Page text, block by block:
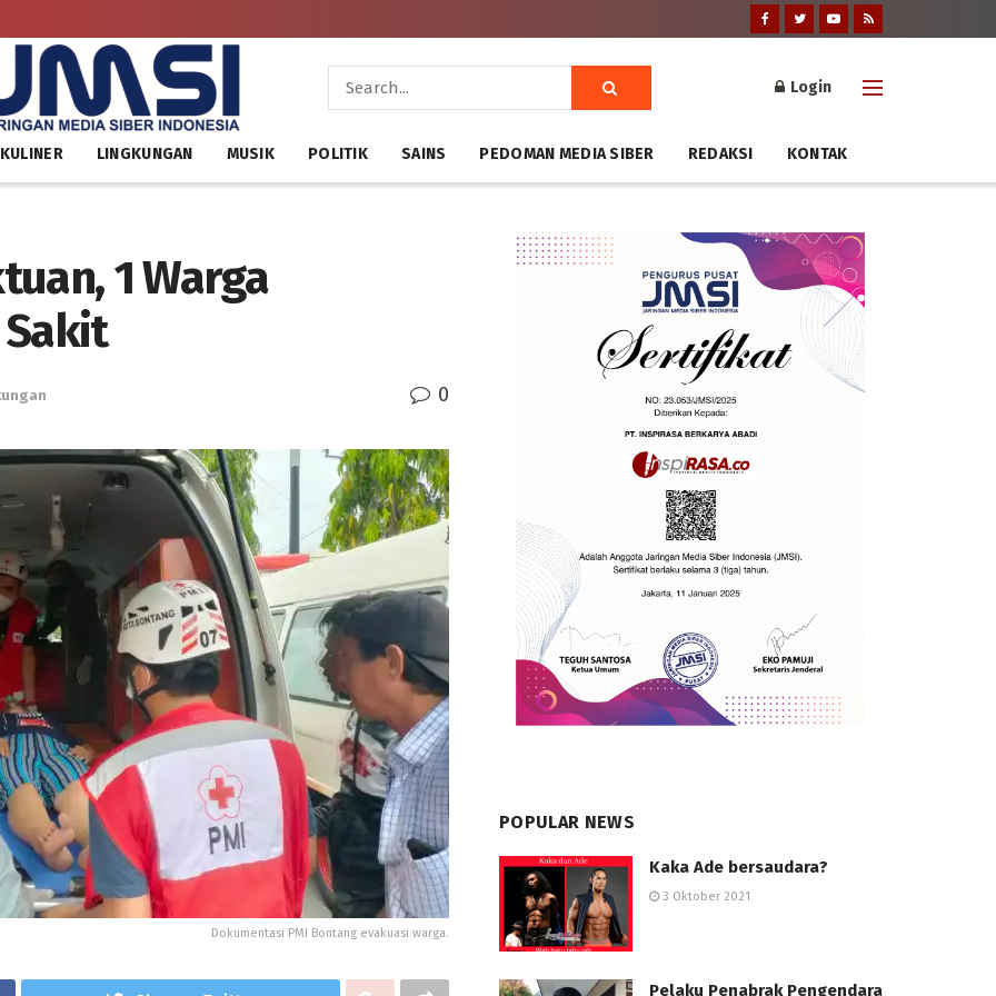
Login
KULINER LINGKUNGAN MUSIK POLITIK SAINS PEDOMAN MEDIA SIBER REDAKSI KONTAK
1 Warga
0
Dokumentasi PMI Bontang evakuasi warga.
POPULAR NEWS
Kaka Ade bersaudara?
3 Oktober 2021
Pelaku Penabrak Pengendara